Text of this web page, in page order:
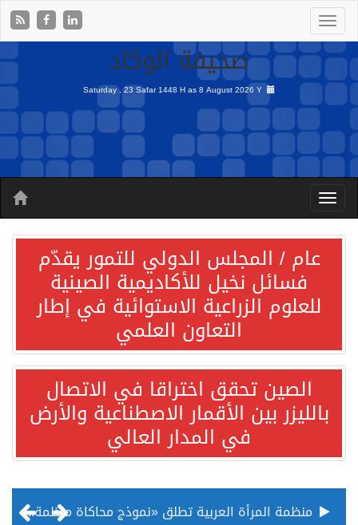
صحيفة الوكاد
Saturday , 23 Safar 1448 H as8 August 2026 Y
عام / المجلس الدولي للتمور يقدّم
فسائل نخيل للأكاديمية الصينية
للعلوم الزراعية الاستوائية في إطار
التعاون العلمي
الصين تحقق اختراقا في الاتصال
بالليزر بين الأقمار الاصطناعية والأرض
في المدار العالي
منظمة المرأة العربية تطلق «نموذج محاكاة منظمة المرأة العربية للشباب» بمشاركة 10 دول عربية..غدًا